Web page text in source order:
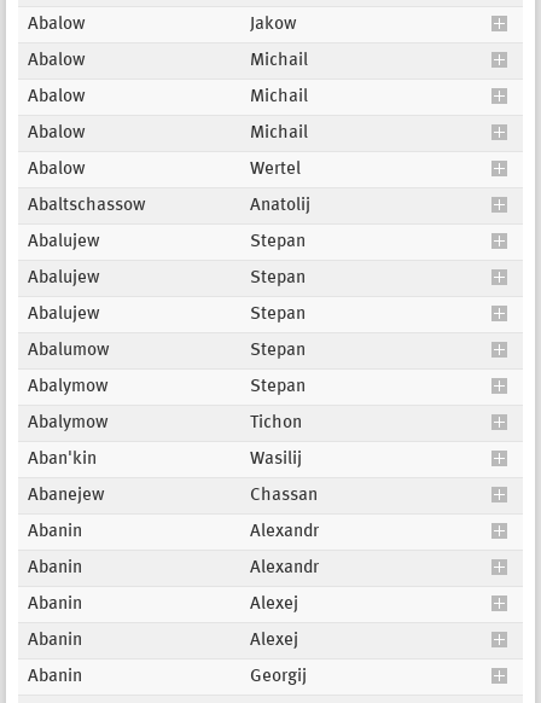
Abalow
Jakow
Abalow
Michail
Abalow
Michail
Abalow
Michail
Abalow
Wertel
Abaltschassow
Anatolij
Abalujew
Stepan
Abalujew
Stepan
Abalujew
Stepan
Abalumow
Stepan
Abalymow
Stepan
Abalymow
Tichon
Aban'kin
Wasilij
Abanejew
Chassan
Abanin
Alexandr
Abanin
Alexandr
Abanin
Alexej
Abanin
Alexej
Abanin
Georgij